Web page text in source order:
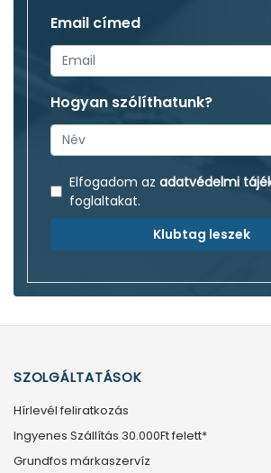
Email címed
Hogyan szólíthatunk?
Elfogadom az adatvédelmi
foglaltakat.
Klubtag leszek
SZOLGÁLTATÁSOK
Hírlevél feliratkozás
Ingyenes Szállítás 30.000Ft felett*
Grundfos márkaszervíz